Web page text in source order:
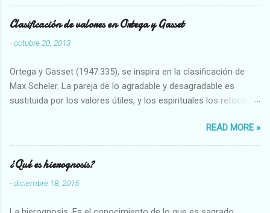
Clasificación de valores en Ortega y Gasset
-octubre 20, 2013
Ortega y Gasset (1947:335), se inspira en la clasificación de
Max Scheler. La pareja de lo agradable y desagradable es
sustituida por los valores útiles, y los espirituales los retoca.
Abundante-Escaso,etc 2 VITALES Sano-Enfermo Selecto-
Vulgar Enérgico-Inerte Fuerte-Débil,etc. 3 ESPIRITUALES a)
Intelectuales Conocimiento-Error Exacto-Aproximado
Evidente-Probable,etc b) Morales Bueno-malo Bondadoso-
malvado Justo-Injusto Escrupuloso-Relajado Leal-Desleal,etc.
READ MORE »
¿Qué es hierognosis?
-diciembre 18, 2015